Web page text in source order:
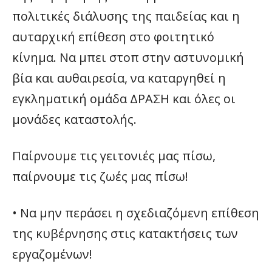
πολιτικές διάλυσης της παιδείας και η
αυταρχική επίθεση στο φοιτητικό
κίνημα. Να μπει στοπ στην αστυνομική
βία και αυθαιρεσία, να καταργηθεί η
εγκληματική ομάδα ΔΡΑΣΗ και όλες οι
μονάδες καταστολής.
Παίρνουμε τις γειτονιές μας πίσω,
παίρνουμε τις ζωές μας πίσω!
• Να μην περάσει η σχεδιαζόμενη επίθεση
της κυβέρνησης στις κατακτήσεις των
εργαζομένων!